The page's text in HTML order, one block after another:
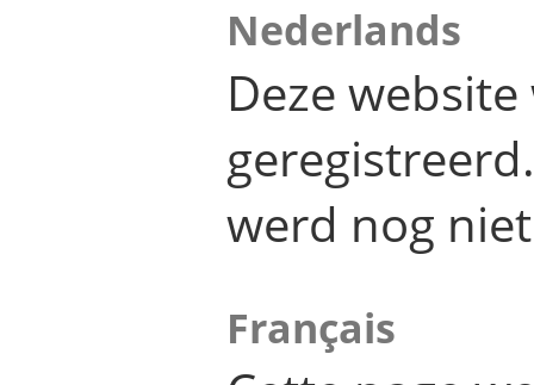
Nederlands
Deze
werd nog
Français